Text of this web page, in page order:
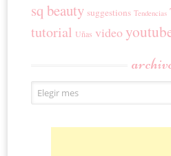
sq beauty suggestions Tendencias
tutorial Uñas video
Archivos